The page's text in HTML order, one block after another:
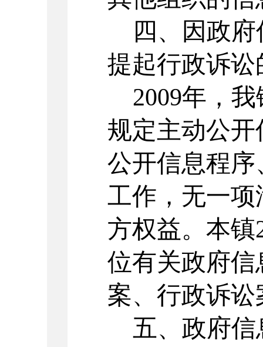
四、因政
提起行政诉讼
2009年，
规定主动公
公开信息程
工作，无一
方权益。本镇
位有关政府
案、行政诉
五、政府